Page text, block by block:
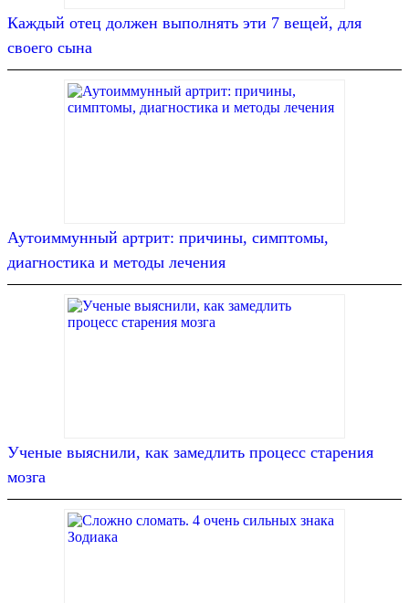
Каждый отец должен выполнять эти 7 вещей, для
своего сына
Аутоиммунный артрит: причины, симптомы,
диагностика и методы лечения
Ученые выяснили, как замедлить процесс старения
мозга